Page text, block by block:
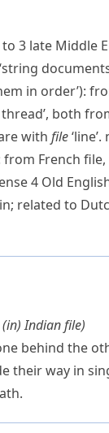
3 late Middle
in order’):
thread’, both
with file‘line’.
from French file
4 Old
related to
(in) Indian file)
behind the
their way in